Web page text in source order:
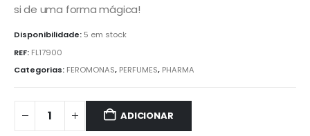
si de uma forma mágica!
Disponibilidade: 5 em stock
REF: FL17900
Categorias: FEROMONAS, PERFUMES, PHARMA
ADICIONAR